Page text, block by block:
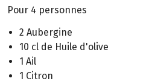
Pour 4 personnes
2 Aubergine
10 cl de Huile d'olive
1 Ail
1 Citron